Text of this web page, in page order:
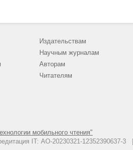
мобильного чтения"
IT: АО-20230321-
Издательствам
Научным журналам
Авторам
Читателям